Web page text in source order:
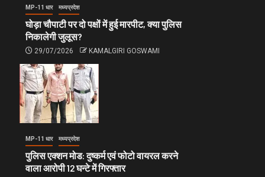
MP-11 धार मध्यप्रदेश
घोड़ा चौपाटी पर दो पक्षों में हुई मारपीट, क्या पुलिस
निकालेगी जुलूस?
29/07/2026 KAMALGIRI GOSWAMI
MP-11 धार मध्यप्रदेश
पुलिस एक्शन मोड: दुष्कर्म एवं फोटो वायरल करने
वाला आरोपी 12 घन्टे में गिरफ्तार